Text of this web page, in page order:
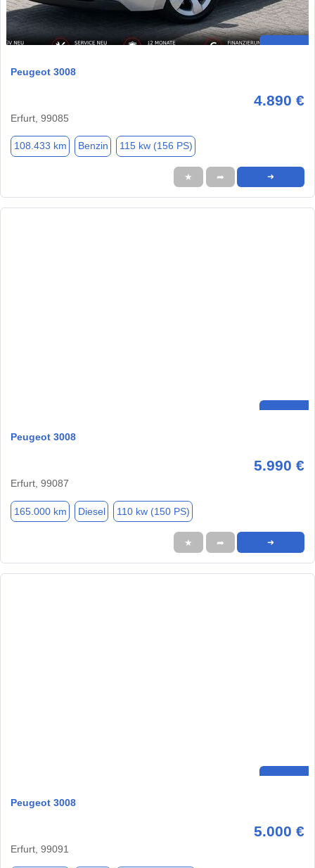
Peugeot 3008
4.890 €
Erfurt, 99085
108.433 km Benzin 115 kw (156 PS)
★ ➦ ➜
Peugeot 3008
5.990 €
Erfurt, 99087
165.000 km Diesel 110 kw (150 PS)
★ ➦ ➜
Peugeot 3008
5.000 €
Erfurt, 99091